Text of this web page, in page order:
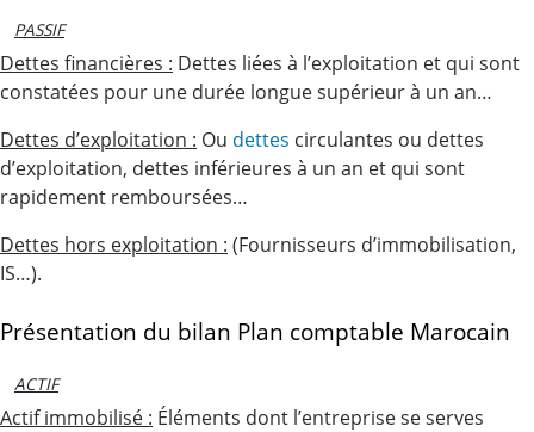
PASSIF
Dettes financières : Dettes liées à l’exploitation et qui sont
constatées pour une durée longue supérieur à un an…
Dettes d’exploitation : Ou dettes circulantes ou dettes
d’exploitation, dettes inférieures à un an et qui sont
rapidement remboursées…
Dettes hors exploitation : (Fournisseurs d’immobilisation,
IS…).
Présentation du bilan Plan comptable Marocain
ACTIF
Actif immobilisé : Éléments dont l’entreprise se serves